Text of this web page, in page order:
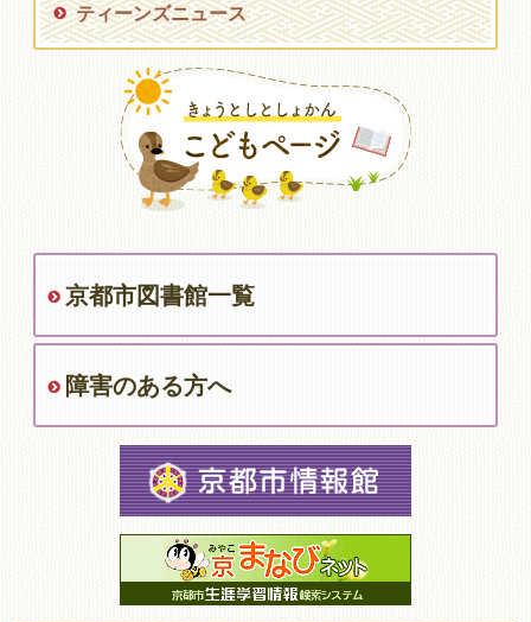
ティーンズニュース
京都市図書館一覧
障害のある方へ